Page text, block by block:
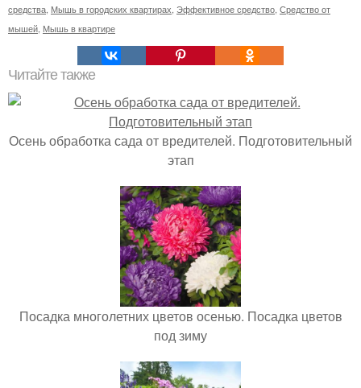
средства, Мышь в городских квартирах, Эффективное средство, Средство от
мышей, Мышь в квартире
Читайте также
Осень обработка сада от вредителей. Подготовительный
этап
Посадка многолетних цветов осенью. Посадка цветов
под зиму